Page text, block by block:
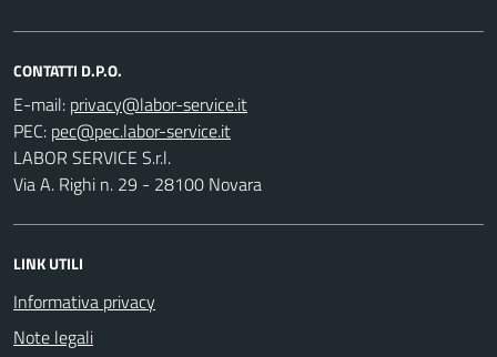
CONTATTI D.P.O.
E-mail:
PEC:
LABOR SERVICE S.r.l.
Via A. Righi n. 29 - 28100 Novara
LINK UTILI
Informativa privacy
Note legali